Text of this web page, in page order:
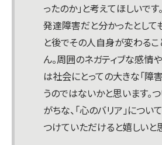
ったのか」と考えてほしいで
発達障害だと分かったとして
と後でその人自身が変わるこ
ん。周囲のネガティブな感情
は社会にとっての大きな「障
うのではないかと思います。
がちな、「心のバリア」につい
つけていただけると嬉しいと